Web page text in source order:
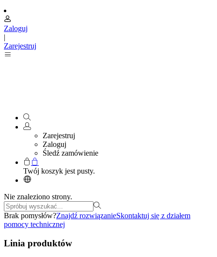
Zaloguj
|
Zarejestruj
Zarejestruj
Zaloguj
Śledź zamówienie
Twój koszyk jest pusty.
Nie znaleziono strony.
Brak pomysłów?Znajdź rozwiązanieSkontaktuj się z działem
pomocy technicznej
Linia produktów